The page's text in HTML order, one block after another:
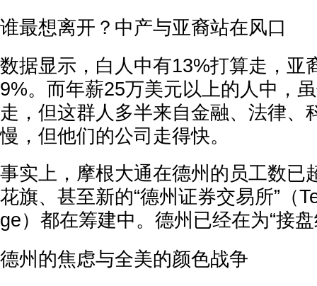
谁最想离开？中产与亚裔站在风口
数据显示，白人中有13%打算走，亚
9%。而年薪25万美元以上的人中，
走，但这群人多半来自金融、法律
慢，但他们的公司走得快。
事实上，摩根大通在德州的员工数已
花旗、甚至新的“德州证券交易所”（
ge）都在筹建中。德州已经在为“接
德州的焦虑与全美的颜色战争